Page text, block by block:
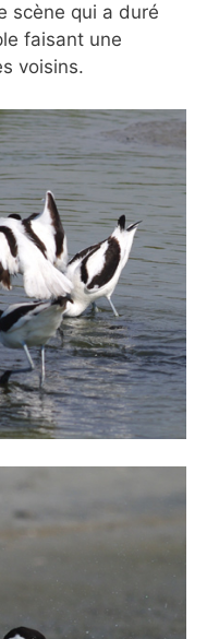
scène qui a duré
faisant une
voisins.